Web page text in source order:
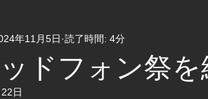
ドフォン祭を
年11月5日 読了時間: 4分
日